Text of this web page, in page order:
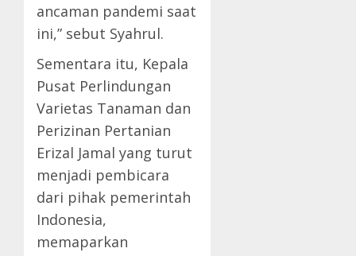
ancaman pandemi saat
ini,” sebut Syahrul.
Sementara itu, Kepala
Pusat Perlindungan
Varietas Tanaman dan
Perizinan Pertanian
Erizal Jamal yang turut
menjadi pembicara
dari pihak pemerintah
Indonesia,
memaparkan